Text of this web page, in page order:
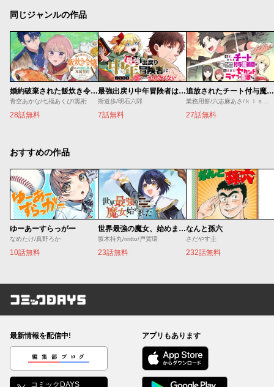
同じジャンルの作品
婚約破棄された飯炊き令嬢の私は冷酷公爵と専属契約しました～ですが胃袋を掴んだ結果、冷たかった公爵様がどんどん優しくなっています～
青空あかな/七福あくび/黒裄
28話無料
最強出戻り中年冒険者は、今さら命なんてかけたくない
斯道歩/明石六郎
7話無料
追放されたチート付与魔術師は気ままなセカンドライフを謳歌する。 ～俺は武器だけじゃなく、あらゆるものに『強化ポイント』を付与できるし、俺の意思でいつでも効果を解除できるけど、残った人たち大丈夫？～
27話無料
おすすめの作品
ゆーあーすらっがー
なめたけ/真野ろか
10話無料
世界最強の魔女、始めました ～私だけ『攻略サイト』を見れる世界で自由に生きます～
坂木持丸/riritto/戸賀環
23話無料
なんと孫六
さだやす圭
232話無料
コミックDAYS
最新情報を配信中!
編集部ブログ
コミックDAYS
アプリもあります